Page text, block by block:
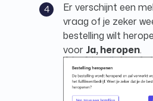
Er verschijnt een
vraag of je zeker
bestelling wilt
voor Ja, heropen.